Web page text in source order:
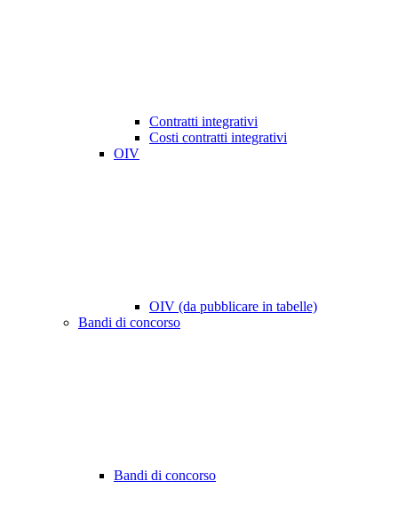
Contratti integrativi
Costi contratti integrativi
OIV
OIV (da pubblicare in tabelle)
Bandi di concorso
Bandi di concorso